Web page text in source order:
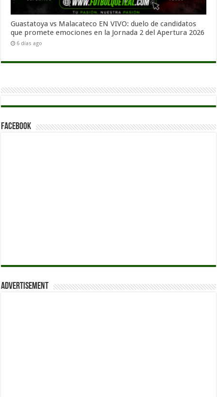
Guastatoya vs Malacateco EN VIVO: duelo de candidatos
que promete emociones en la Jornada 2 del Apertura 2026
6 días ago
Facebook
Advertisement